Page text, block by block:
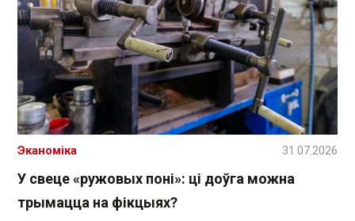
У свеце «ружовых поні»: ці доўга можна
трымацца на фікцыях?
Эканоміка 31.07.2026